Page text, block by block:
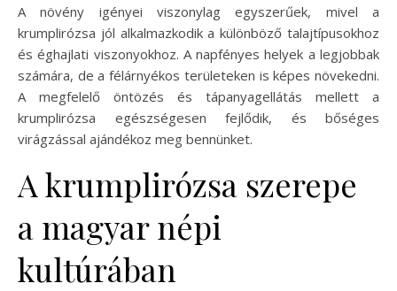
A növény igényei viszonylag egyszerűek, mivel a
krumplirózsa jól alkalmazkodik a különböző talajtípusokhoz
és éghajlati viszonyokhoz. A napfényes helyek a legjobbak
számára, de a félárnyékos területeken is képes növekedni.
A megfelelő öntözés és tápanyagellátás mellett a
krumplirózsa egészségesen fejlődik, és bőséges
virágzással ajándékoz meg bennünket.
A krumplirózsa szerepe
a magyar népi
kultúrában